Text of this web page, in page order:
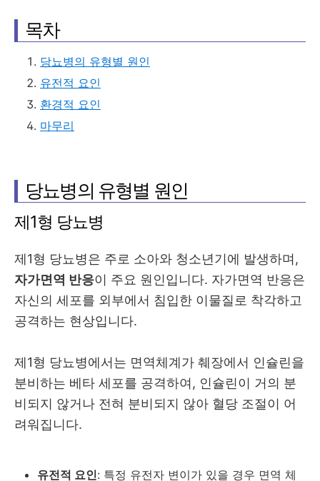
목차
당뇨병의 유형별 원인
유전적 요인
환경적 요인
마무리
당뇨병의 유형별 원인
제1형 당뇨병
제1형 당뇨병은 주로 소아와 청소년기에 발생하며,
자가면역 반응이 주요 원인입니다. 자가면역 반응은
자신의 세포를 외부에서 침입한 이물질로 착각하고
공격하는 현상입니다.
제1형 당뇨병에서는 면역체계가 췌장에서 인슐린을
분비하는 베타 세포를 공격하여, 인슐린이 거의 분
비되지 않거나 전혀 분비되지 않아 혈당 조절이 어
려워집니다.
유전적 요인: 특정 유전자 변이가 있을 경우 면역 체